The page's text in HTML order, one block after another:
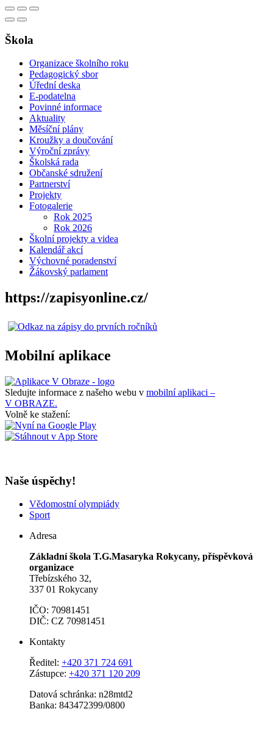
Škola
Organizace školního roku
Pedagogický sbor
Úřední deska
E-podatelna
Povinné informace
Aktuality
Měsíční plány
Kroužky a doučování
Výroční zprávy
Školská rada
Občanské sdružení
Partnerství
Projekty
Fotogalerie
Rok 2025
Rok 2026
Školní projekty a videa
Kalendář akcí
Výchovné poradenství
Žákovský parlament
https://zapisyonline.cz/
Mobilní aplikace
Sledujte informace z našeho webu v mobilní aplikaci –
V OBRAZE.
Volně ke stažení:
Naše úspěchy!
Vědomostní olympiády
Sport
Adresa
Základní škola T.G.Masaryka Rokycany, příspěvková
organizace
Třebízského 32,
337 01 Rokycany
IČO: 70981451
DIČ: CZ 70981451
Kontakty
Ředitel: +420 371 724 691
Zástupce: +420 371 120 209
Datová schránka: n28mtd2
Banka: 843472399/0800